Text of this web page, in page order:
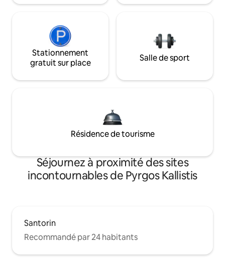
Stationnement
gratuit sur place
Salle de sport
Résidence de tourisme
Séjournez à proximité des sites
incontournables de Pyrgos Kallistis
Santorin
Recommandé par 24 habitants